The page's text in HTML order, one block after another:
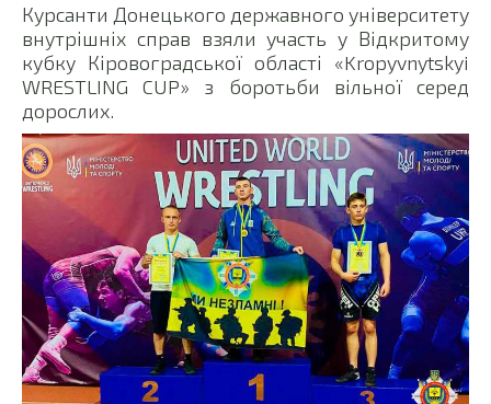
Курсанти Донецького державного університету
внутрішніх справ взяли участь у Відкритому
кубку Кіровоградської області «Kropyvnytskyi
WRESTLING CUP» з боротьби вільної серед
дорослих.